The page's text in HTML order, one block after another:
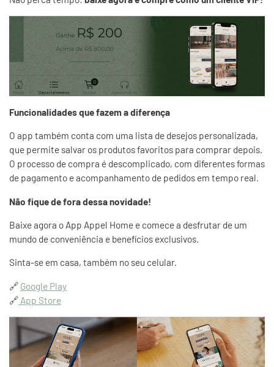
Funcionalidades que fazem a diferença
O app também conta com uma lista de desejos personalizada,
que permite salvar os produtos favoritos para comprar depois.
O processo de compra é descomplicado, com diferentes formas
de pagamento e acompanhamento de pedidos em tempo real.
Não fique de fora dessa novidade!
Baixe agora o App Appel Home e comece a desfrutar de um
mundo de conveniência e benefícios exclusivos.
Sinta-se em casa, também no seu celular.
🔗 Google Play
🔗 App Store